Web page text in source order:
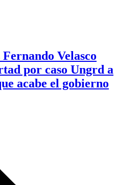
Velasco
por caso Ungrd a
acabe el gobierno